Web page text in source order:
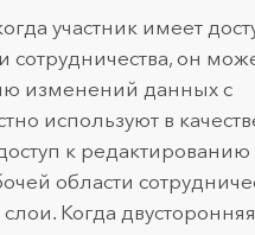
участник имеет
сотрудничества, он
изменений данных с
используют в
к
области
Когда двусторонняя